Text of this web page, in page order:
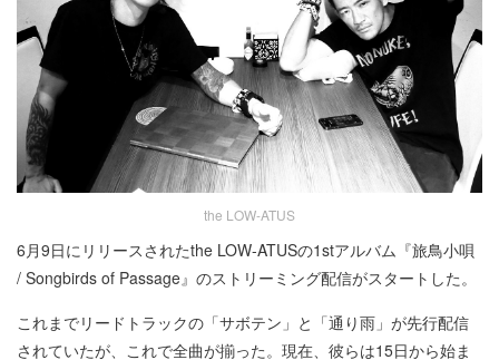
the LOW-ATUS
6月9日にリリースされたthe LOW-ATUSの1stアルバム『旅鳥小唄
/ Songbirds of Passage』のストリーミング配信がスタートした。
これまでリードトラックの「サボテン」と「通り雨」が先行配信
されていたが、これで全曲が揃った。現在、彼らは15日から始ま